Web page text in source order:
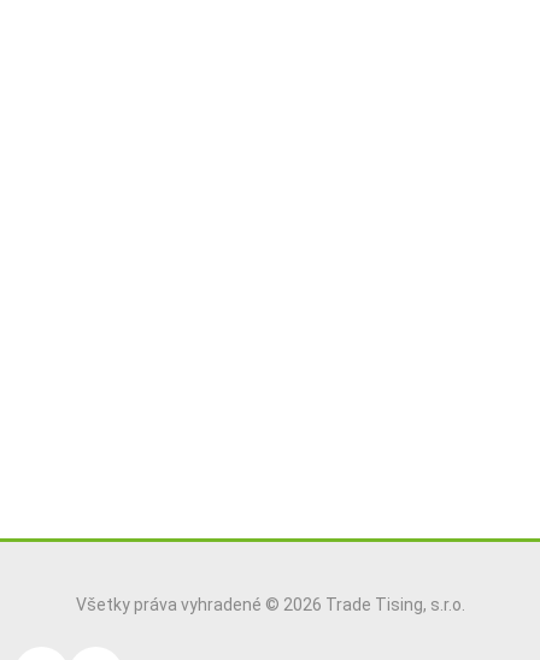
Všetky práva vyhradené © 2026 Trade Tising, s.r.o.